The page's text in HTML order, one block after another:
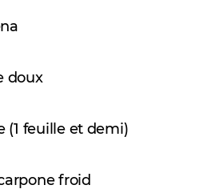
doux
(1 feuille et demi)
froid